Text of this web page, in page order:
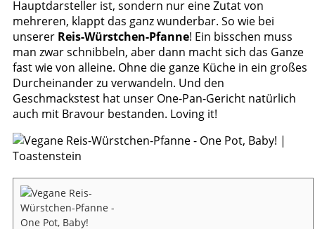
Hauptdarsteller ist, sondern nur eine Zutat von
mehreren, klappt das ganz wunderbar. So wie bei
unserer Reis-Würstchen-Pfanne! Ein bisschen muss
man zwar schnibbeln, aber dann macht sich das Ganze
fast wie von alleine. Ohne die ganze Küche in ein großes
Durcheinander zu verwandeln. Und den
Geschmackstest hat unser One-Pan-Gericht natürlich
auch mit Bravour bestanden. Loving it!